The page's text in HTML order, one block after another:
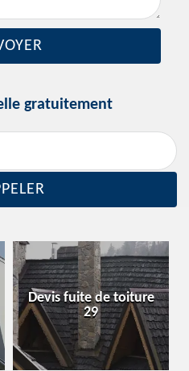
gratuitement
Entreprise de toiture
29